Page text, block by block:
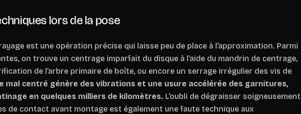
lors de la pose
est une opération précise qui laisse peu de place à l’approximation. Parmi
on trouve un centrage imparfait du disque à l’aide du mandrin de centrage,
de l’arbre primaire de boîte, ou encore un serrage irrégulier des vis de
mal centré génère des vibrations et une usure accélérée des garnitures,
en quelques milliers de kilomètres. L’oubli de dégraisser soigneusement
de contact avant montage est également une faute technique aux